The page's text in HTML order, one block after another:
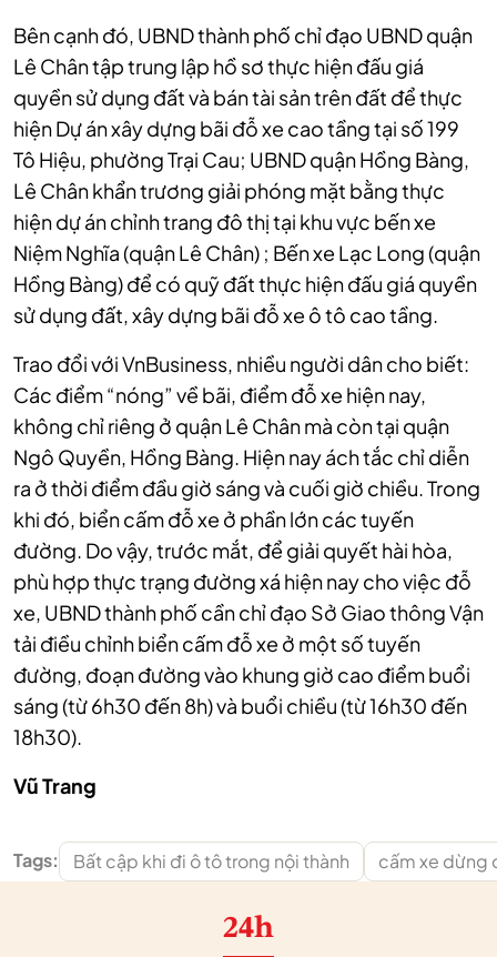
Bên cạnh đó, UBND thành phố chỉ đạo UBND quận
Lê Chân tập trung lập hồ sơ thực hiện đấu giá
quyền sử dụng đất và bán tài sản trên đất để thực
hiện Dự án xây dựng bãi đỗ xe cao tầng tại số 199
Tô Hiệu, phường Trại Cau; UBND quận Hồng Bàng,
Lê Chân khẩn trương giải phóng mặt bằng thực
hiện dự án chỉnh trang đô thị tại khu vực bến xe
Niệm Nghĩa (quận Lê Chân) ; Bến xe Lạc Long (quận
Hồng Bàng) để có quỹ đất thực hiện đấu giá quyền
sử dụng đất, xây dựng bãi đỗ xe ô tô cao tầng.
Trao đổi với VnBusiness, nhiều người dân cho biết:
Các điểm “nóng” về bãi, điểm đỗ xe hiện nay,
không chỉ riêng ở quận Lê Chân mà còn tại quận
Ngô Quyền, Hồng Bàng. Hiện nay ách tắc chỉ diễn
ra ở thời điểm đầu giờ sáng và cuối giờ chiều. Trong
khi đó, biển cấm đỗ xe ở phần lớn các tuyến
đường. Do vậy, trước mắt, để giải quyết hài hòa,
phù hợp thực trạng đường xá hiện nay cho việc đỗ
xe, UBND thành phố cần chỉ đạo Sở Giao thông Vận
tải điều chỉnh biển cấm đỗ xe ở một số tuyến
đường, đoạn đường vào khung giờ cao điểm buổi
sáng (từ 6h30 đến 8h) và buổi chiều (từ 16h30 đến
18h30).
Vũ Trang
Tags: Bất cập khi đi ô tô trong nội thành cấm xe dừng
24h